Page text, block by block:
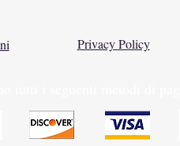
Privacy Policy